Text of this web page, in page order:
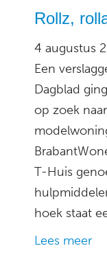
Rollz,
4 augustus
Een
Dagblad
op zoek
T-Huis
hoek staat
Lees meer